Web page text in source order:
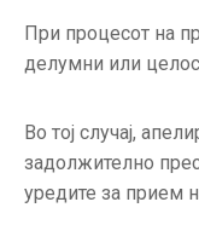
При процесот на
делумни или
Во тој случај,
задолжително
уредите за прием